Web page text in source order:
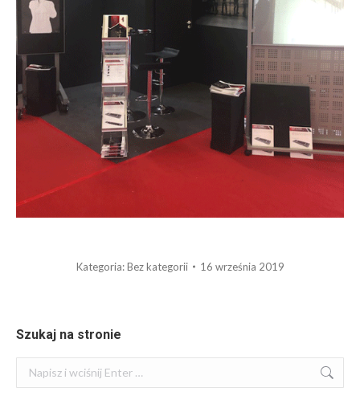
Kategoria:Bez kategorii 16 września 2019
Szukaj na stronie
Szukaj: